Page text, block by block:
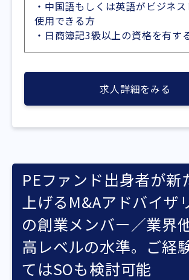
・中国語もしくは英語がビジネ
使用できる方
・日商簿記3級以上の資格を有す
求人詳細をみる
PEファンド出身者が新
上げるM&Aアドバイザ
の創業メンバー／業界
高レベルの水準。ご経
てはSOも検討可能